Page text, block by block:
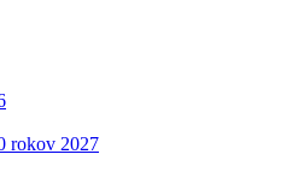
rokov 2027